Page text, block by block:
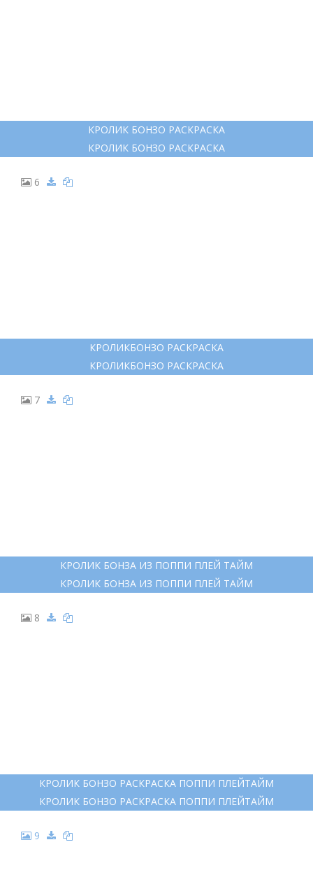
КРОЛИК БОНЗО РАСКРАСКА
КРОЛИК БОНЗО РАСКРАСКА
6
КРОЛИКБОНЗО РАСКРАСКА
КРОЛИКБОНЗО РАСКРАСКА
7
КРОЛИК БОНЗА ИЗ ПОППИ ПЛЕЙ ТАЙМ
КРОЛИК БОНЗА ИЗ ПОППИ ПЛЕЙ ТАЙМ
8
КРОЛИК БОНЗО РАСКРАСКА ПОППИ ПЛЕЙТАЙМ
КРОЛИК БОНЗО РАСКРАСКА ПОППИ ПЛЕЙТАЙМ
9